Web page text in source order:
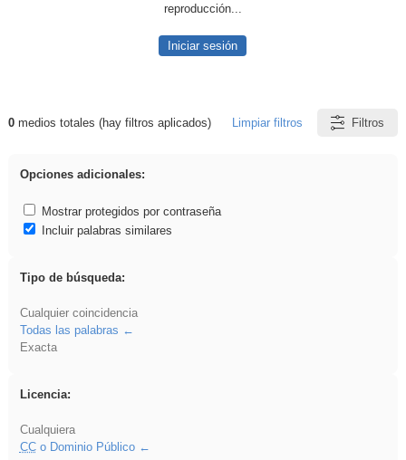
reproducción...
Iniciar sesión
Resultados de: soldador
0medios totales (hay filtros aplicados) Limpiar filtros Filtros
Opciones adicionales:
Mostrar protegidos por contraseña
Incluir palabras similares
Tipo de búsqueda:
Cualquier coincidencia
Todas las palabras
Exacta
Licencia:
Cualquiera
CCo Dominio Público